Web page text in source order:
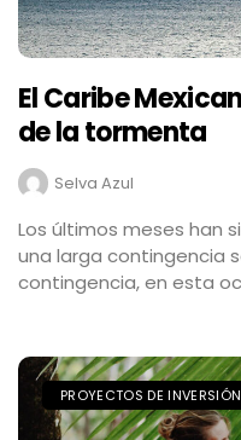
El Caribe
de la tormenta
Selva Azul
Los últimos meses han
una larga contingencia
contingencia, en esta
PROYECTOS DE INVERSIÓN